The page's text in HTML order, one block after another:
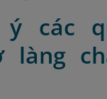
các
làng